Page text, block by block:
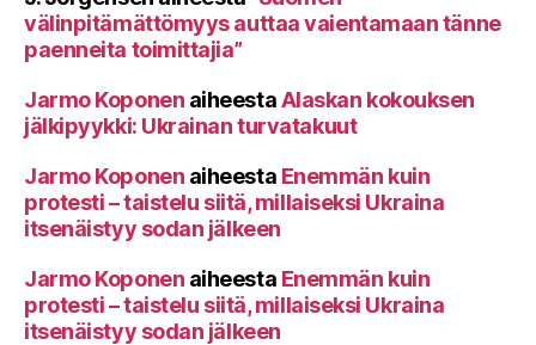
välinpitämättömyys auttaa vaientamaan tänne
paenneita toimittajia”
Jarmo Koponen aiheestaAlaskan kokouksen
jälkipyykki: Ukrainan turvatakuut
Jarmo Koponen aiheesta Enemmän kuin
protesti – taistelu siitä, millaiseksi Ukraina
itsenäistyy sodan jälkeen
Jarmo Koponen aiheesta Enemmän kuin
protesti – taistelu siitä, millaiseksi Ukraina
itsenäistyy sodan jälkeen